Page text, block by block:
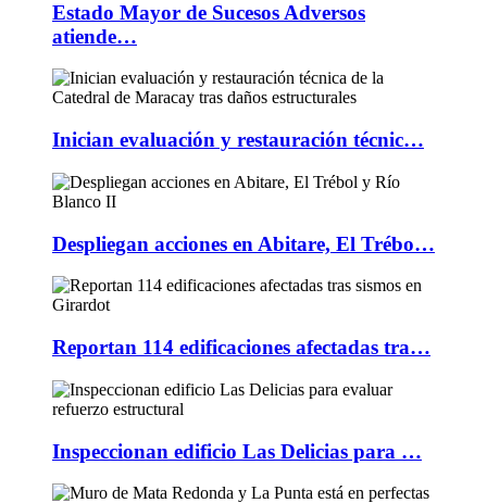
Estado Mayor de Sucesos Adversos
atiende…
Inician evaluación y restauración técnic…
Despliegan acciones en Abitare, El Trébo…
Reportan 114 edificaciones afectadas tra…
Inspeccionan edificio Las Delicias para …